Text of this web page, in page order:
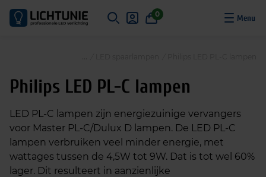
0
Philips LED PL-C lampen
LED PL-C lampen zijn energiezuinige vervangers
voor Master PL-C/Dulux D lampen. De LED PL-C
lampen verbruiken veel minder energie, met
wattages tussen de 4,5W tot 9W. Dat is tot wel 60%
lager. Dit resulteert in aanzienlijke